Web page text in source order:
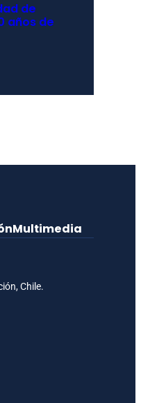
de
años de
Multimedia
Chile.